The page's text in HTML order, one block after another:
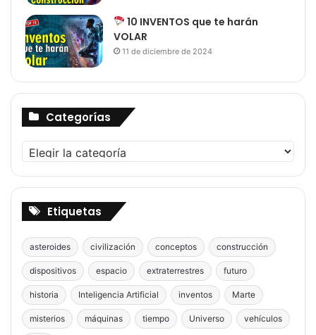
10 INVENTOS que te harán
VOLAR
11 de diciembre de 2024
Categorías
Categorías
Etiquetas
asteroides civilización conceptos construcción
dispositivos espacio extraterrestres futuro
historia Inteligencia Artificial inventos Marte
misterios máquinas tiempo Universo vehículos